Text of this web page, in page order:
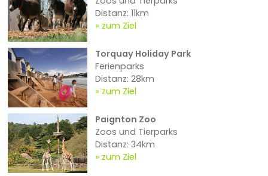
Distanz: 11km
zum Ziel
Torquay Holiday Park
Ferienparks
Distanz: 28km
zum Ziel
Paignton Zoo
Zoos und Tierparks
Distanz: 34km
zum Ziel